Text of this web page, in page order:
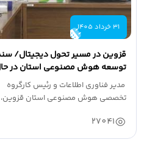
31 خرداد 1405
قزوین در مسیر تحول دیجیتال/
توسعه هوش مصنوعی استان در
نهایی شدن است.
مدیر فناوری اطلاعات و رئیس کارگروه
تخصصی هوش مصنوعی استان قزوین،
27041